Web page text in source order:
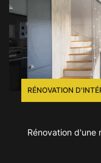
RÉNOVATION
Rénovation d'une